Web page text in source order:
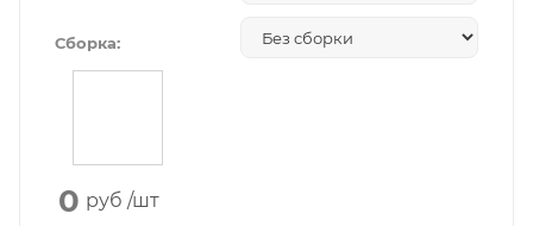
Сборка:
0 руб /шт